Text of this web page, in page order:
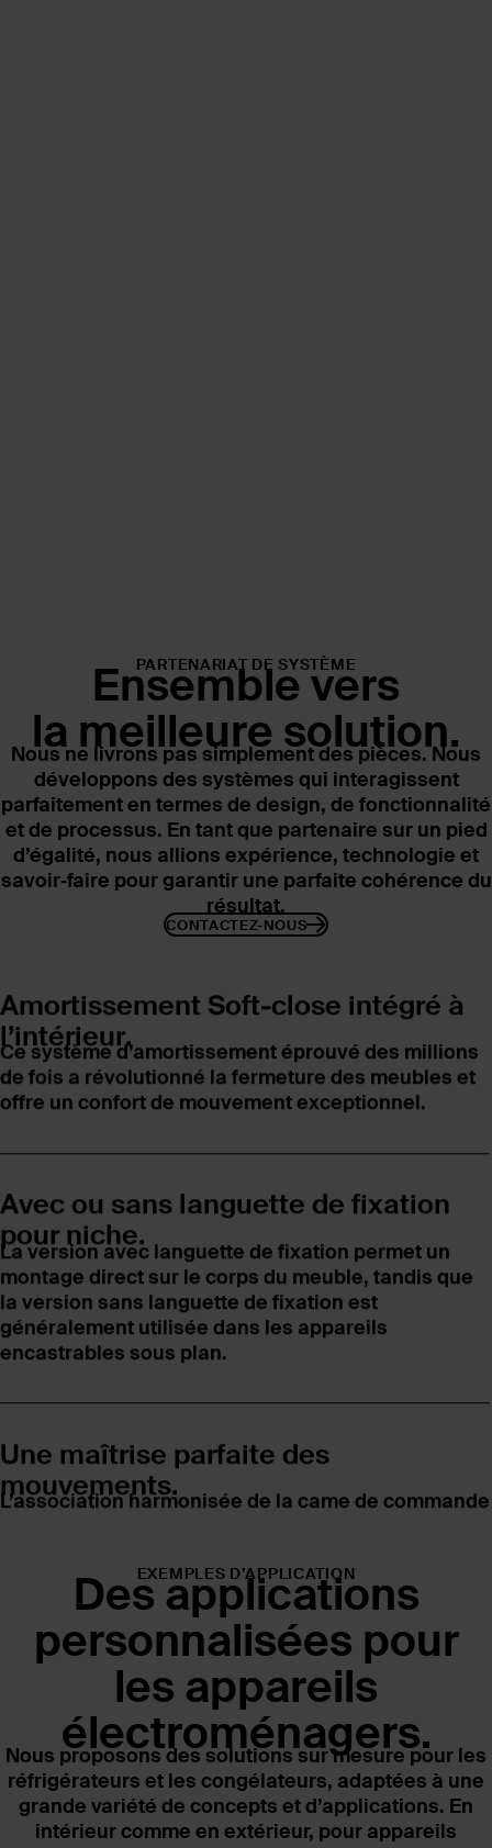
Amortissement Soft-close intégré à
l’intérieur.
Ce système d’amortissement éprouvé des millions
de fois a révolutionné la fermeture des meubles et
offre un confort de mouvement exceptionnel.
Avec ou sans languette de fixation
pour niche.
La version avec languette de fixation permet un
montage direct sur le corps du meuble, tandis que
la version sans languette de fixation est
généralement utilisée dans les appareils
encastrables sous plan.
Une maîtrise parfaite des
mouvements.
L’association harmonisée de la came de commande
Des configurations de livraison
adaptées à vos besoins.
Nos charnières sont livrées ouvertes ou fermées
selon les souhaits du client. Cette flexibilité permet
une intégration optimale dans le processus de
production.
PARTENARIAT DE SYSTÈME
Ensemble vers
la meilleure solution.
Nous ne livrons pas simplement des pièces. Nous
développons des systèmes qui interagissent
parfaitement en termes de design, de fonctionnalité
et de processus. En tant que partenaire sur un pied
d’égalité, nous allions expérience, technologie et
savoir‑faire pour garantir une parfaite cohérence du
résultat.
CONTACTEZ-NOUS
EXEMPLES D’APPLICATION
Des applications
personnalisées pour
les appareils
électroménagers.
Nous proposons des solutions sur mesure pour les
réfrigérateurs et les congélateurs, adaptées à une
grande variété de concepts et d’applications. En
intérieur comme en extérieur, pour appareils